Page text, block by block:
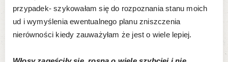
przypadek- szykowałam się do rozpoznania stanu moich
ud i wymyślenia ewentualnego planu zniszczenia
nierówności kiedy zauważyłam że jest o wiele lepiej.